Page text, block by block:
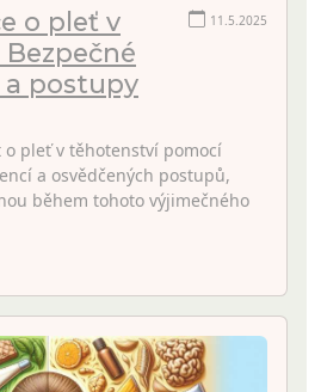
11.5.2025
o pleť v
postupy
o pleť v těhotenství pomocí
a osvědčených postupů,
během tohoto výjimečného